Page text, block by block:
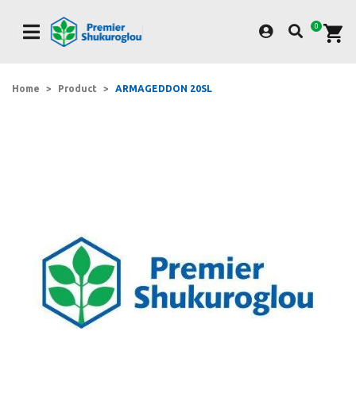
0
Home Product ARMAGEDDON 20SL